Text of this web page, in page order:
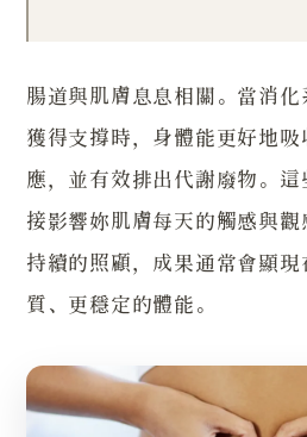
腸道與肌膚息息相關。當消
獲得支撐時，身體能更好地
應，並有效排出代謝廢物。
接影響妳肌膚每天的觸感與觀
持續的照顧，成果通常會顯現
質、更穩定的體能。